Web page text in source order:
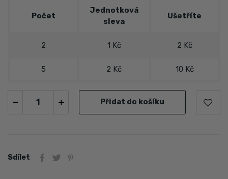
Počet
Jednotková
sleva
Ušetříte
2 1 Kč 2 Kč
5 2 Kč 10 Kč
Přidat do košíku
Sdílet